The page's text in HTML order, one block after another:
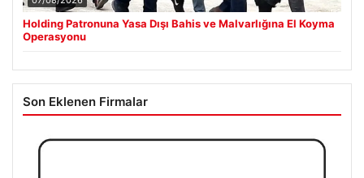
Holding Patronuna Yasa Dışı Bahis ve Malvarlığına El Koyma
Operasyonu
Son Eklenen Firmalar